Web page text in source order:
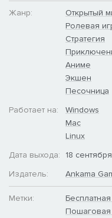
совершенно дикий мир!
Присоединитесь к
собственный, маленький
развиться его так, как
нашем уютном Мире
вы себе можете
• Задания и
приключения,
выполняйте сотни
главному герою
должны спасти здешний
Жанр:
Открытый
Ролевая
Стратегия
Аниме
Экшен
Песочница
Работает на:
Windows
Mac
Linux
Дата выхода:
18
Издатель:
Ankama
Метки:
Пошаговая